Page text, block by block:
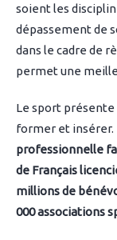
soient les
dépassement de
dans le cadre de
permet une
Le sport
former et insérer.
professionnelle
de Français
millions de
000 associations